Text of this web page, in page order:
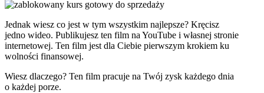
Jednak wiesz co jest w tym wszystkim najlepsze? Kręcisz
jedno wideo. Publikujesz ten film na YouTube i własnej stronie
internetowej. Ten film jest dla Ciebie pierwszym krokiem ku
wolności finansowej.
Wiesz dlaczego? Ten film pracuje na Twój zysk każdego dnia
o każdej porze.